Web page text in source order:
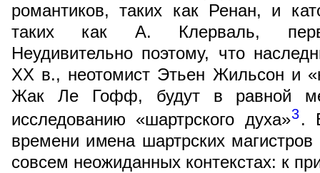
романтиков, таких как Ренан, и
таких как А. Клерваль,
Неудивительно поэтому, что
XX в., неотомист Этьен Жильсон и
Жак Ле Гофф, будут в равной
исследованию «шартрского духа»3.
времени имена шартрских
совсем неожиданных контекстах: к